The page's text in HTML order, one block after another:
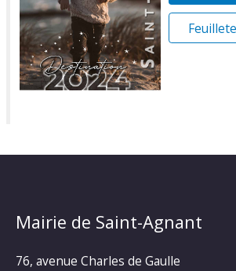
Mairie de Saint-Agnant
76, avenue Charles de Gaulle